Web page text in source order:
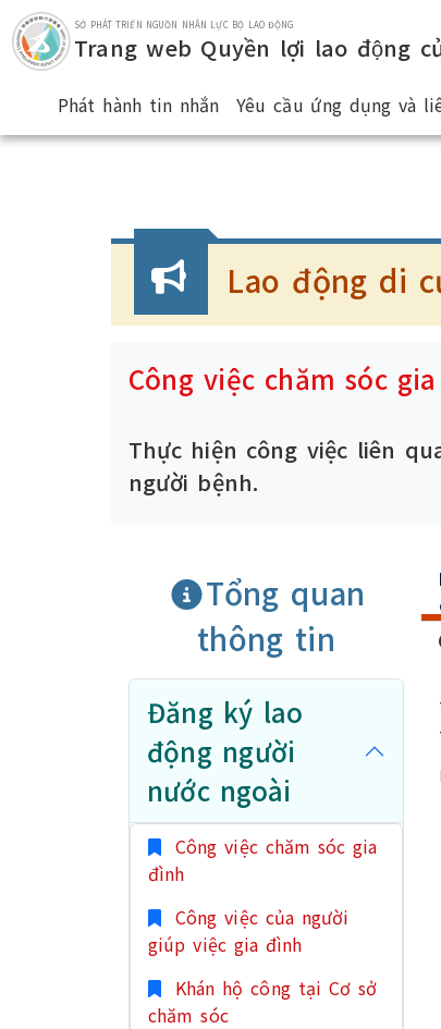
Nhảy đến khu vực chủ yếu.
SỞ PHÁT TRIỂN NGUỒN NHÂN LỰC BỘ LAO ĐỘNG
Trang web Quyền lợi lao động
Phát hành tin nhắn
Yêu cầu ứng dụng và
Lao động di
Công việc chăm sóc
Thực hiện công việc liên
người bệnh.
Tổng quan
thông tin
Đăng ký lao
động người
nước ngoài
Công việc chăm sóc gia
đình
Công việc của người
giúp việc gia đình
Khán hộ công tại Cơ sở
chăm sóc